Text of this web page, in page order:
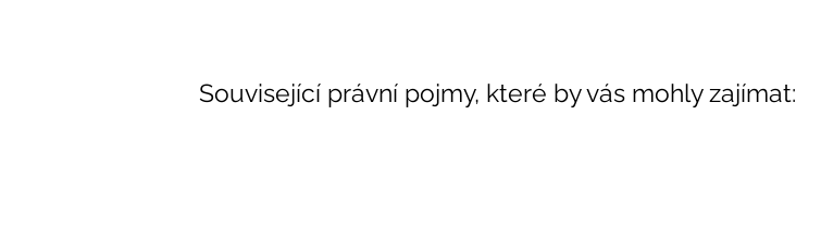
Související právní pojmy, které by vás mohly zajímat: